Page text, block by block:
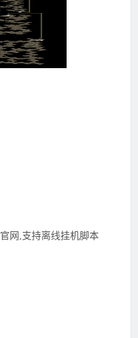
网,支持离线挂机脚本